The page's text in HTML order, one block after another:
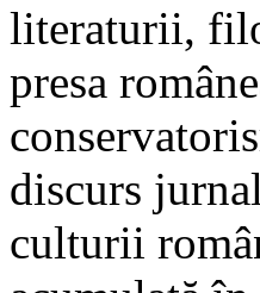
literaturii,
presa
discurs
culturii